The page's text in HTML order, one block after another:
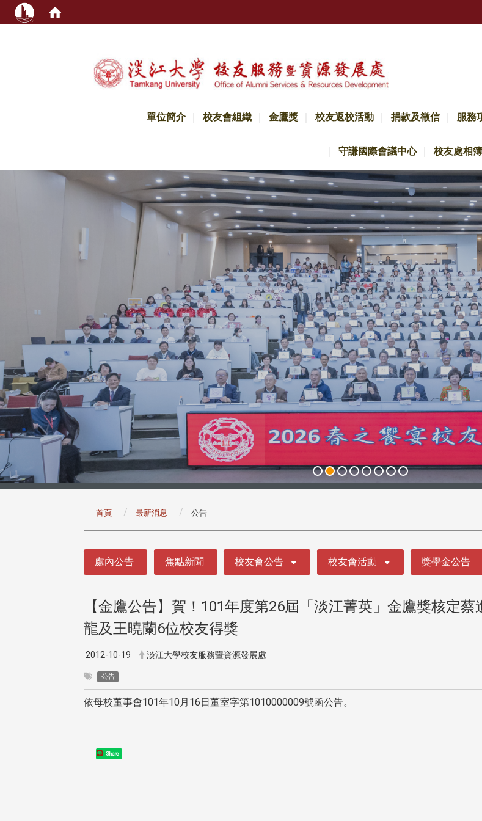
單位簡介 校友會組織 金鷹獎 校友返校活動 捐款及徵信 服務
守謙國際會議中心 校友處相簿
首頁 最新消息 公告
處內公告 焦點新聞 校友會公告 校友會活動 獎學金公告
【金鷹公告】賀！101年度第26屆「淡江菁英」金鷹獎核定
龍及王曉蘭6位校友得獎
2012-10-19 淡江大學校友服務暨資源發展處
公告
依母校董事會101年10月16日董室字第1010000009號函公告。
Share